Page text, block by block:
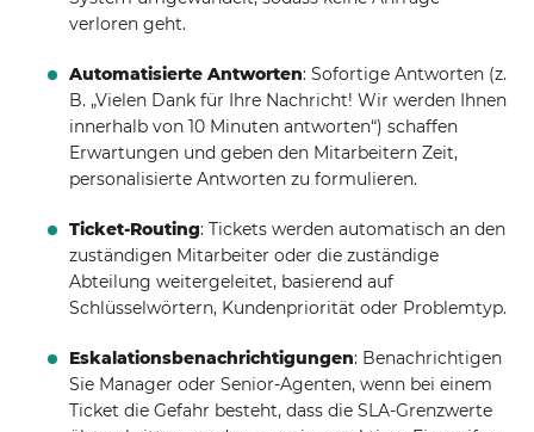
verloren geht.
Automatisierte Antworten: Sofortige Antworten (z.
B. „Vielen Dank für Ihre Nachricht! Wir werden Ihnen
innerhalb von 10 Minuten antworten“) schaffen
Erwartungen und geben den Mitarbeitern Zeit,
personalisierte Antworten zu formulieren.
Ticket-Routing: Tickets werden automatisch an den
zuständigen Mitarbeiter oder die zuständige
Abteilung weitergeleitet, basierend auf
Schlüsselwörtern, Kundenpriorität oder Problemtyp.
Eskalationsbenachrichtigungen: Benachrichtigen
Sie Manager oder Senior-Agenten, wenn bei einem
Ticket die Gefahr besteht, dass die SLA-Grenzwerte